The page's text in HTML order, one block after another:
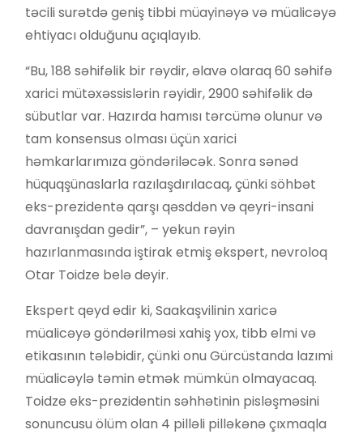
təcili surətdə geniş tibbi müayinəyə və müalicəyə
ehtiyacı olduğunu açıqlayıb.
“Bu, 188 səhifəlik bir rəydir, əlavə olaraq 60 səhifə
xarici mütəxəssislərin rəyidir, 2900 səhifəlik də
sübutlar var. Hazırda hamısı tərcümə olunur və
tam konsensus olması üçün xarici
həmkarlarımıza göndəriləcək. Sonra sənəd
hüquqşünaslarla razılaşdırılacaq, çünki söhbət
eks-prezidentə qarşı qəsddən və qeyri-insani
davranışdan gedir”, – yekun rəyin
hazırlanmasında iştirak etmiş ekspert, nevroloq
Otar Toidze belə deyir.
Ekspert qeyd edir ki, Saakaşvilinin xaricə
müalicəyə göndərilməsi xahiş yox, tibb elmi və
etikasının tələbidir, çünki onu Gürcüstanda lazımi
müalicəylə təmin etmək mümkün olmayacaq.
Toidze eks-prezidentin səhhətinin pisləşməsini
sonuncusu ölüm olan 4 pilləli pilləkənə çıxmaqla